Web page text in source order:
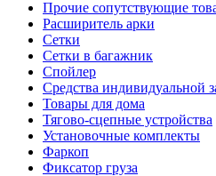
Прочие сопутствующие
Расширитель арки
Сетки
Сетки в багажник
Спойлер
Средства индивидуальной
Товары для дома
Тягово-сцепные устройства
Установочные комплекты
Фаркоп
Фиксатор груза